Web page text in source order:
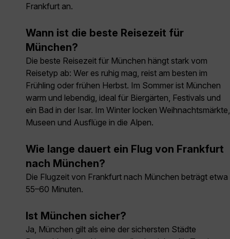
Frankfurt an.
Wann ist die beste Reisezeit für
München?
Die beste Reisezeit für München hängt stark vom
Reisetyp ab: Wer es ruhig mag, reist am besten im
Frühling oder frühen Herbst. Im Sommer ist München
warm und lebendig, ideal für Biergärten, Festivals und
ein Bad in der Isar. Im Winter locken Weihnachtsmärkte,
Museen und Ausflüge in die Alpen.
Wie lange dauert ein Flug von Frankfurt
nach München?
Die Flugzeit von Frankfurt nach München beträgt etwa
55–60 Minuten.
Ist München sicher?
Ja, München gilt als eine der sichersten Städte